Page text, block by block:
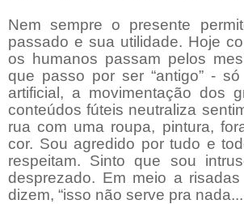
Nem sempre o presente
passado e sua utilidade. Hoje
os humanos passam pelos
que passo por ser “antigo” -
artificial, a movimentação dos
conteúdos fúteis neutraliza
rua com uma roupa, pintura,
cor. Sou agredido por tudo e
respeitam. Sinto que sou
desprezado. Em meio a
dizem, “isso não serve pra nada...